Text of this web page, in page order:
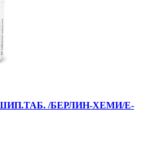
/БЕРЛИН-ХЕМИ/Е-